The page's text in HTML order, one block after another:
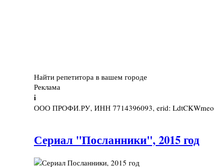
Найти репетитора в вашем городе
Реклама
i
ООО ПРОФИ.РУ, ИНН 7714396093, erid: LdtCKWmeo
Сериал "Посланники", 2015 год